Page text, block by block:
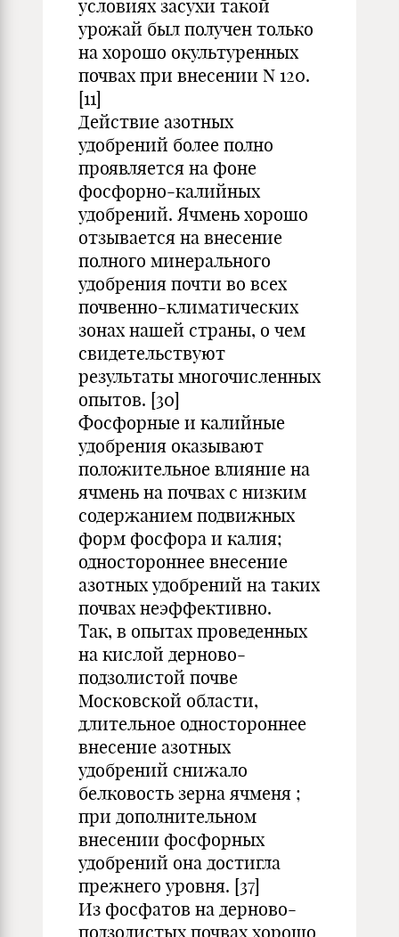
условиях засухи такой
урожай был получен только
на хорошо окультуренных
почвах при внесении N 120.
[11]
Действие азотных
удобрений более полно
проявляется на фоне
фосфорно-калийных
удобрений. Ячмень хорошо
отзывается на внесение
полного минерального
удобрения почти во всех
почвенно-климатических
зонах нашей страны, о чем
свидетельствуют
результаты многочисленных
опытов. [30]
Фосфорные и калийные
удобрения оказывают
положительное влияние на
ячмень на почвах с низким
содержанием подвижных
форм фосфора и калия;
одностороннее внесение
азотных удобрений на таких
почвах неэффективно.
Так, в опытах проведенных
на кислой дерново-
подзолистой почве
Московской области,
длительное одностороннее
внесение азотных
удобрений снижало
белковость зерна ячменя ;
при дополнительном
внесении фосфорных
удобрений она достигла
прежнего уровня. [37]
Из фосфатов на дерново-
подзолистых почвах хорошо